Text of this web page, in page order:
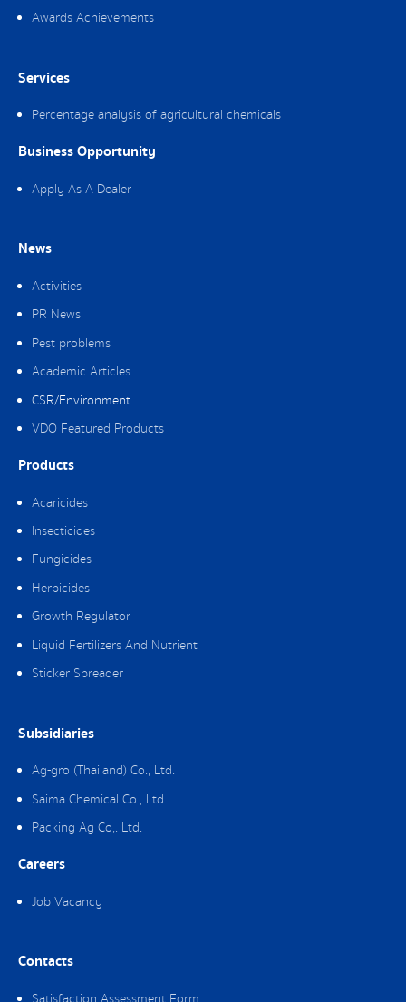
Awards Achievements
Services
Percentage analysis of agricultural chemicals
Business Opportunity
Apply As A Dealer
News
Activities
PR News
Pest problems
Academic Articles
CSR/Environment
VDO Featured Products
Products
Acaricides
Insecticides
Fungicides
Herbicides
Growth Regulator
Liquid Fertilizers And Nutrient
Sticker Spreader
Subsidiaries
Ag-gro (Thailand) Co., Ltd.
Saima Chemical Co., Ltd.
Packing Ag Co,. Ltd.
Careers
Job Vacancy
Contacts